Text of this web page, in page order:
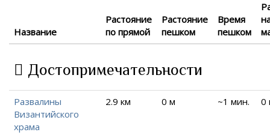
Название
Растояние
по прямой
Растояние
пешком
Время
пешком
Достопримечательности
Развалины
Византийского
храма
2.9 км 0 м ~1 мин. 0